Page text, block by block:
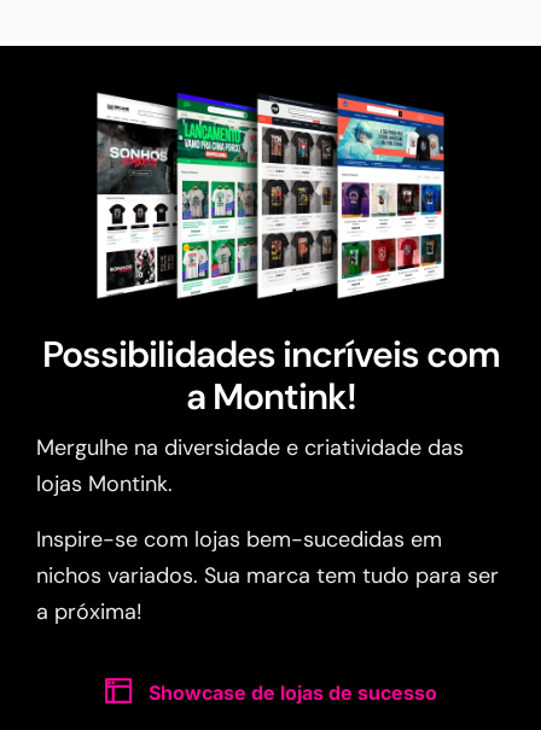
Possibilidades incríveis com
a Montink!
Mergulhe na diversidade e criatividade das
lojas Montink.
Inspire-se com lojas bem-sucedidas em
nichos variados. Sua marca tem tudo para ser
a próxima!
Showcase de lojas de sucesso